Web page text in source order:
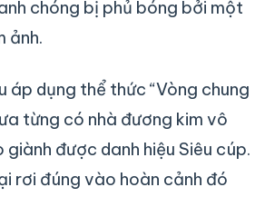
chóng bị phủ bóng bởi một
ảnh.
áp dụng thể thức “Vòng chung
từng có nhà đương kim vô
được danh hiệu Siêu cúp.
rơi đúng vào hoàn cảnh đó